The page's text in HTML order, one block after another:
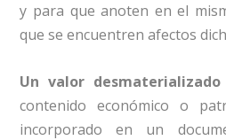
y para que anoten en el
que se encuentren afectos
Un valor desmaterializado
contenido económico o
incorporado en un